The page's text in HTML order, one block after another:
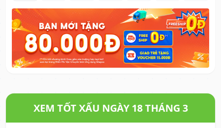
XEM TỐT XẤU NGÀY 18 THÁNG 3